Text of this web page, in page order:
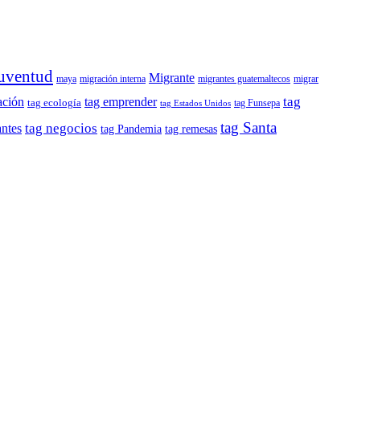
maya migración interna Migrante migrantes guatemaltecos migrar
tag ecología tag emprender tag Estados Unidos tag Funsepa tag
tag negocios tag Pandemia tag remesas tag Santa